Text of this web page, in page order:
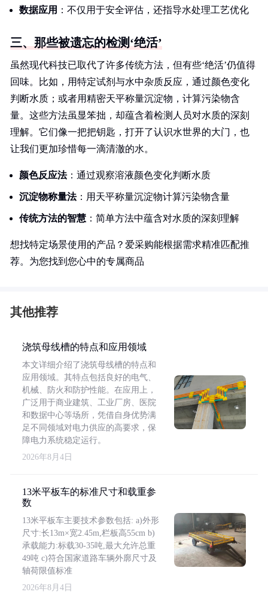
数据应用 ：不仅用于安全评估，还指导水处理工艺优化
三、那些被遗忘的检测‘绝活’
虽然现代科技已取代了许多传统方法，但有些‘绝活’仍值得
回味。比如，用特定试剂与水中杂质反应，通过颜色变化
判断水质；或者用精密天平称量沉淀物，计算污染物含
量。这些方法虽显笨拙，却蕴含着检测人员对水质的深刻
理解。它们像一把把钥匙，打开了认识水世界的大门，也
让我们更加珍惜每一滴清澈的水。
颜色反应法：通过观察溶液颜色变化判断水质
沉淀物称量法：用天平称量沉淀物计算污染物含量
传统方法的智慧 ：简单方法中蕴含对水质的深刻理解
想找特定场景使用的产品？爱采购能根据需求精准匹配推
荐。为您找到您心中的专属商品
其他推荐
浇筑母线槽的特点和应用领域
本文详细介绍了浇筑母线槽的特点和
应用领域。其特点包括良好的电气、
机械、防火和防护性能。在应用上，
广泛用于商业建筑、工业厂房、医院
和数据中心等场所，凭借自身优势满
足不同领域对电力供应的高要求，保
障电力系统稳定运行。
2026年8月4日
13米平板车的标准尺寸和载重参
数
13米平板车主要技术参数包括: a)外形
尺寸:长13m×宽2.45m,栏板高55cm b)
承载能力:标载30-35吨,最大允许总重
49吨 c)符合国家道路车辆外廓尺寸及
轴荷限值标准
2026年8月4日